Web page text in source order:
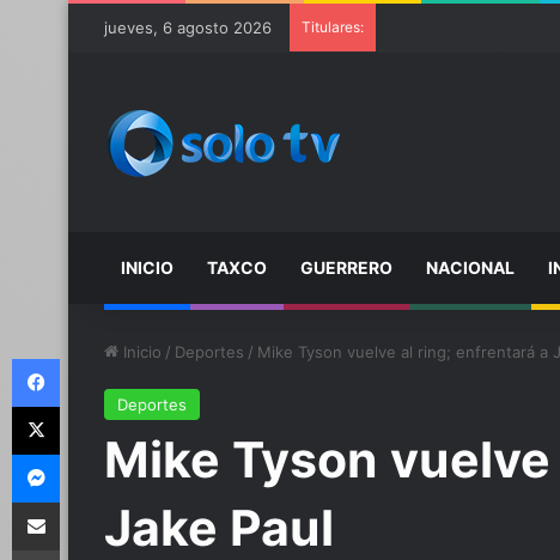
jueves, 6 agosto 2026 Titulares:
INICIO TAXCO GUERRERO NACIONAL
Inicio / Deportes / Mike Tyson vuelve al ring; enfrentará a
Deportes
Mike Tyson
Jake Paul
Facebook
X
Messenger
Compartir por email
Imprimir